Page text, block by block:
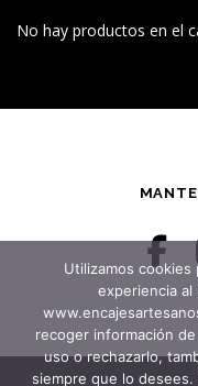
No hay productos en el
Utilizamos cookies
experiencia
recoger información
uso o rechazarlo,
siempre que lo desees.